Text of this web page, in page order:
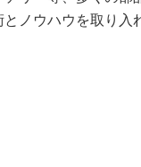
ノウハウを取り入